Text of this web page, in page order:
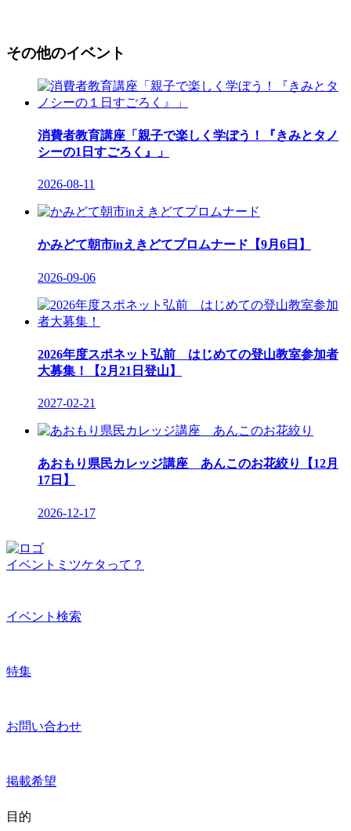
その他のイベント
消費者教育講座「親子で楽しく学ぼう！『きみとタノ
シーの1日すごろく』」
2026-08-11
かみどて朝市inえきどてプロムナード【9月6日】
2026-09-06
2026年度スポネット弘前 はじめての登山教室参加者
大募集！【2月21日登山】
2027-02-21
あおもり県民カレッジ講座 あんこのお花絞り【12月
17日】
2026-12-17
イベントミツケタって？
イベント検索
特集
お問い合わせ
掲載希望
目的